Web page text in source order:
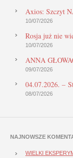
Axios: Szczyt
10/07/2026
Rosja już nie
10/07/2026
ANNA
09/07/2026
04.07.2026. –
08/07/2026
NAJNOWSZE
WIELKI